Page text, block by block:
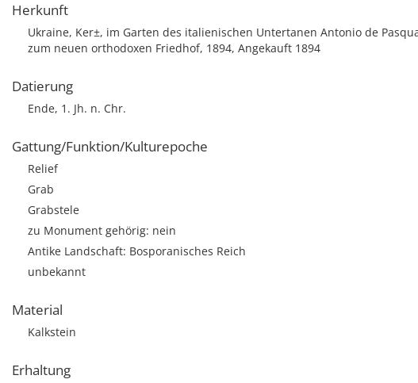
Herkunft
Ukraine, Ker±, im Garten des italienischen Untertanen Antonio de
zum neuen orthodoxen Friedhof, 1894, Angekauft 1894
Datierung
Ende, 1. Jh. n. Chr.
Gattung/Funktion/Kulturepoche
Relief
Grab
Grabstele
zu Monument gehörig: nein
Antike Landschaft: Bosporanisches Reich
unbekannt
Material
Kalkstein
Erhaltung